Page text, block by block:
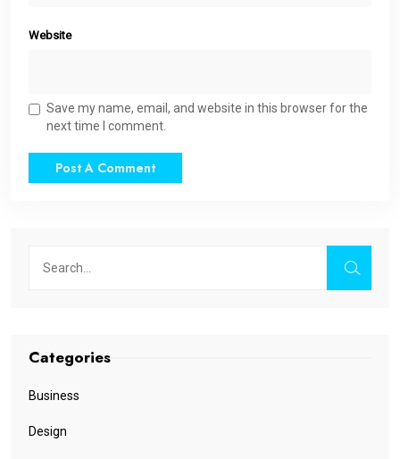
Website
Save my name, email, and website in this browser for the
next time I comment.
Categories
Business
Design